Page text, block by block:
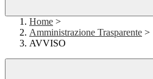
Home >
Amministrazione Trasparente >
AVVISO